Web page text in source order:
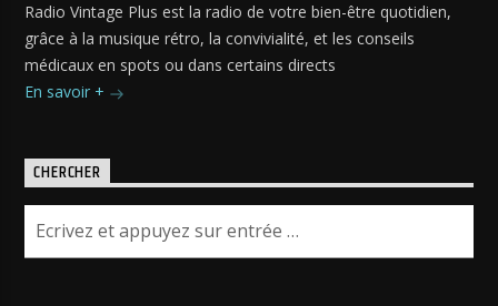
Radio Vintage Plus est la radio de votre bien-être quotidien,
grâce à la musique rétro, la convivialité, et les conseils
médicaux en spots ou dans certains directs
En savoir +
CHERCHER